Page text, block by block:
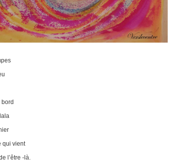
bord
qui vient
l’être -là.